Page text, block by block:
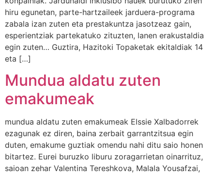
hiru egunetan, parte-hartzaileek jarduera-programa
zabala izan zuten eta prestakuntza jasotzeaz gain,
esperientziak partekatuko zituzten, lanen erakustaldia
egin zuten… Guztira, Hazitoki Topaketak ekitaldiak 14
eta […]
Mundua aldatu zuten
emakumeak
mundua aldatu zuten emakumeak Elssie Xalbadorrek
ezagunak ez diren, baina zerbait garrantzitsua egin
duten, emakume guztiak omendu nahi ditu saio honen
bitartez. Eurei buruzko liburu zoragarrietan oinarrituz,
saioan zehar Valentina Tereshkova, Malala Yousafzai,